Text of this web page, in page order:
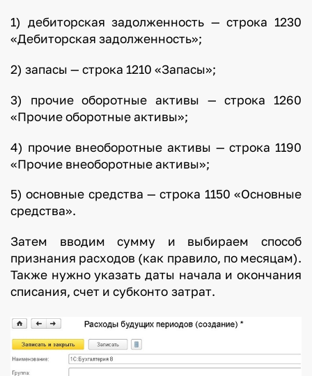
1) дебиторская задолженность — строка 1230
«Дебиторская задолженность»;
2) запасы — строка 1210 «Запасы»;
3) прочие оборотные активы — строка 1260
«Прочие оборотные активы»;
4) прочие внеоборотные активы — строка 1190
«Прочие внеоборотные активы»;
5) основные средства — строка 1150 «Основные
средства».
Затем вводим сумму и выбираем способ
признания расходов (как правило, по месяцам).
Также нужно указать даты начала и окончания
списания, счет и субконто затрат.